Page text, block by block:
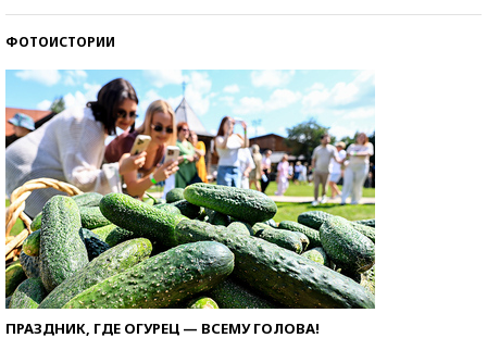
ФОТОИСТОРИИ
ПРАЗДНИК, ГДЕ ОГУРЕЦ — ВСЕМУ ГОЛОВА!